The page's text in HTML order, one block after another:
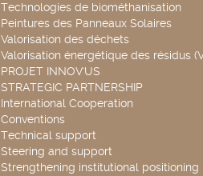
Technologies de biométhanisation
Peintures des Panneaux Solaires
Valorisation des déchets
Valorisation énergétique des résidus
PROJET INNOV'US
STRATEGIC PARTNERSHIP
International Cooperation
Conventions
Technical support
Steering and support
Strengthening institutional positioning